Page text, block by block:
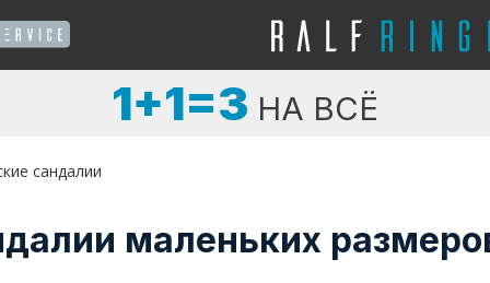
1+1=3 НА ВСЁ
сандалии
маленьких